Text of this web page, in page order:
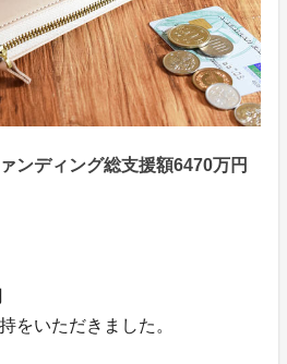
ンディング総支援額6470万円
をいただきました。